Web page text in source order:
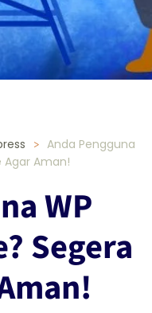
Anda Pengguna
Agar Aman!
WP
Segera